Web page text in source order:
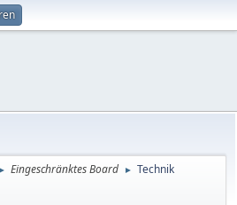
► Eingeschränktes Board ► Technik